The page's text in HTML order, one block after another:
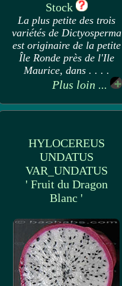
Stock
La plus petite des trois
variétés de Dictyosperma
est originaire de la petite
Île Ronde près de l'Ile
Maurice, dans . . . .
Plus loin ...
HYLOCEREUS
UNDATUS
VAR_UNDATUS
' Fruit du Dragon
Blanc '